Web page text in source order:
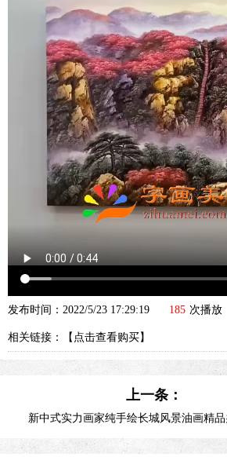
发布时间：2022/5/23 17:29:19 185 次播放
相关链接：【 点击查看购买】
上一条：
新中式实力画家纯手绘长城风景油画精
玄关油画